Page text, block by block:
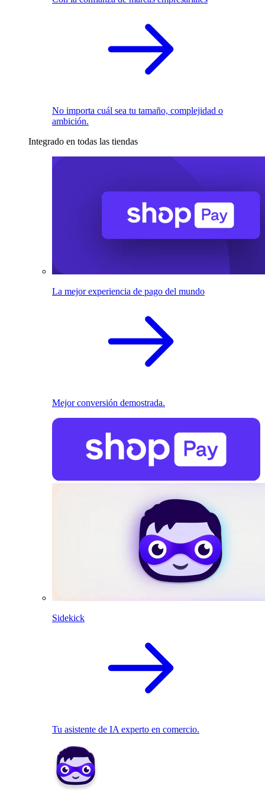
No importa cuál sea tu tamaño, complejidad o
ambición.
Integrado en todas las tiendas
La mejor experiencia de pago del mundo
Mejor conversión demostrada.
Sidekick
Tu asistente de IA experto en comercio.